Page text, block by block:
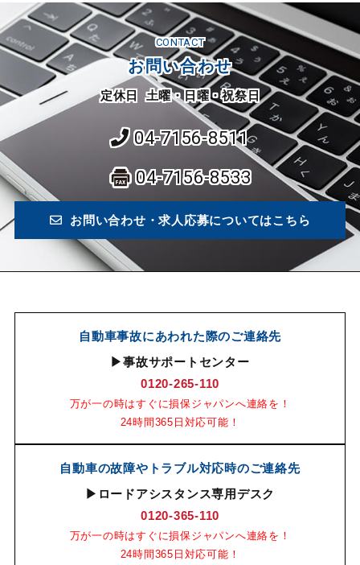
お問い合わせ
CONTACT
定休日 土曜・日曜・祝祭日
04-7156-8511
04-7156-8533
お問い合わせ・求人応募についてはこちら
自動車事故にあわれた際のご連絡先
▶事故サポートセンター
0120-265-110
万が一の時はすぐに損保ジャパンへ連絡を！
24時間365日対応可能！
自動車の故障やトラブル対応時のご連絡先
▶ロードアシスタンス専用デスク
0120-365-110
万が一の時はすぐに損保ジャパンへ連絡を！
24時間365日対応可能！